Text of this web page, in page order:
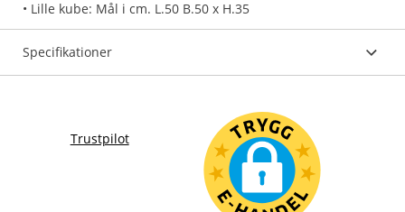
Specifikationer
Trustpilot